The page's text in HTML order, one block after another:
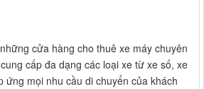
cửa hàng cho thuê xe máy chuyên
cấp đa dạng các loại xe từ xe số, xe
ứng mọi nhu cầu di chuyển của khách